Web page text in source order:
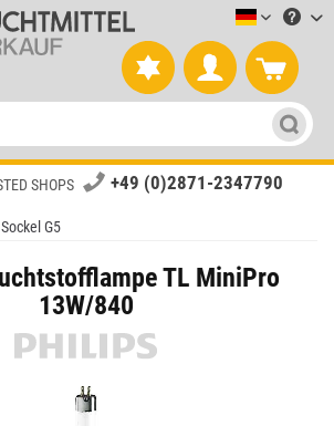
SHOPS +49 (0)2871-2347790
G5
TL MiniPro
13W/840